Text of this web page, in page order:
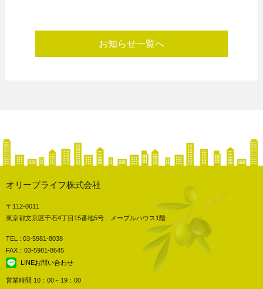
お知らせ一覧へ
オリーブライフ株式会社
〒112-0011
東京都文京区千石4丁目15番地5号 メープルハウス1階
TEL : 03-5981-8038
FAX：03-5981-8645
LINEお問い合わせ
営業時間 10：00～19：00